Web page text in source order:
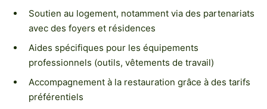
Soutien au logement, notamment via des partenariats
avec des foyers et résidences
Aides spécifiques pour les équipements
professionnels (outils, vêtements de travail)
Accompagnement à la restauration grâce à des tarifs
préférentiels